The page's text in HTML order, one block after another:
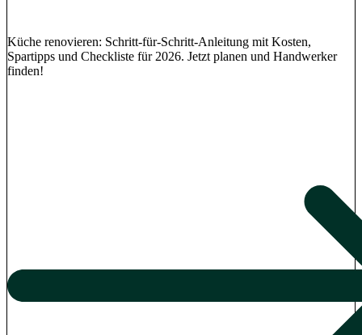
Küche renovieren: Schritt-für-Schritt-Anleitung mit Kosten,
Spartipps und Checkliste für 2026. Jetzt planen und Handwerker
finden!